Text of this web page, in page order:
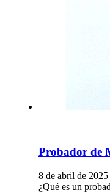
Probador de
8 de abril de 2025
¿Qué es un